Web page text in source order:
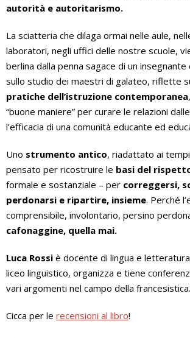
autorità e autoritarismo.
La sciatteria che dilaga ormai nelle aule,
laboratori, negli uffici delle nostre scuole,
berlina dalla penna sagace di un insegnante
sullo studio dei maestri di galateo, riflette
pratiche dell’istruzione contemporanea
“buone maniere” per curare le relazioni
l’efficacia di una comunità educante ed
Uno strumento antico, riadattato ai
pensato per ricostruire le basi del
formale e sostanziale – per correggersi,
perdonarsi e ripartire, insieme. Perché
comprensibile, involontario, persino
cafonaggine, quella mai.
Luca Rossi è docente di lingua e
liceo linguistico, organizza e tiene
vari argomenti nel campo della francesistica.
Cicca per le recensioni al libro!